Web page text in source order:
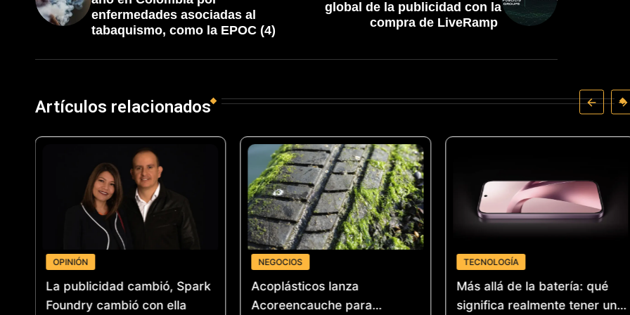
enfermedades asociadas al
tabaquismo, como la EPOC (4)
global de la publicidad con la
compra de LiveRamp
Artículos relacionados
OPINIÓN
La publicidad cambió, Spark
Foundry cambió con ella
NEGOCIOS
Acoplásticos lanza
Acoreencauche para
TECNOLOGÍA
Más allá de la batería: qué
significa realmente tener un